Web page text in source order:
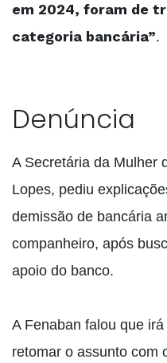
em 2024, foram de
categoria bancária”.
Denúncia
A Secretária da Mulher
Lopes, pediu
demissão de bancária
companheiro, após
apoio do banco.
A Fenaban falou que
retomar o assunto com